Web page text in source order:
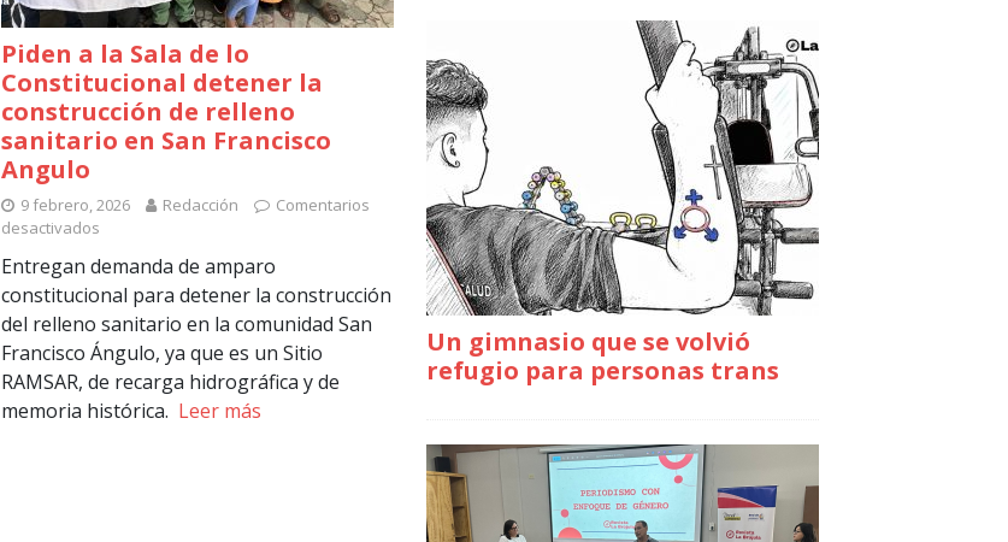
Piden a la Sala de lo
Constitucional detener la
construcción de relleno
sanitario en San Francisco
Angulo
9 febrero, 2026 Redacción
Comentarios
desactivados
Entregan demanda de amparo
constitucional para detener la construcción
del relleno sanitario en la comunidad San
Francisco Ángulo, ya que es un Sitio
RAMSAR, de recarga hidrográfica y de
memoria histórica. Leer más
Un gimnasio que se volvió
refugio para personas trans